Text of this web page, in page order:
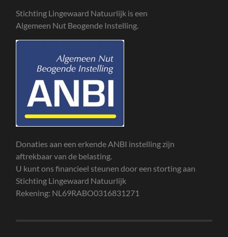
Stichting Lingewaard Natuurlijk is een
Algemeen Nut Beogende Instelling.
Donaties aan een erkende ANBI instelling zijn
aftrekbaar van de belasting.
U kunt ons financieel steunen door een storting aan
Stichting Lingewaard Natuurlijk
Rekening: NL69RABO0316831271